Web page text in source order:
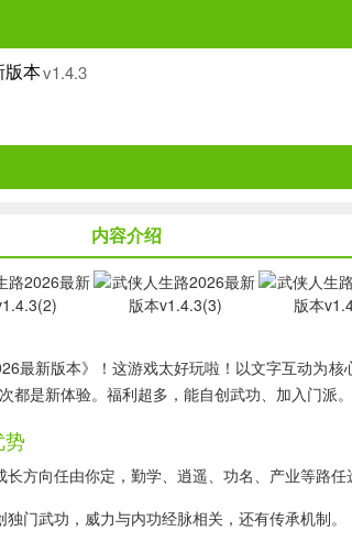
版本v1.4.3
内容介绍
最新版本》！这游戏太好玩啦！以文字互动为
都是新体验。福利超多，能自创武功、加入门派
势
方向任由你定，勤学、逍遥、功名、产业等路任
门武功，威力与内功经脉相关，还有传承机制。